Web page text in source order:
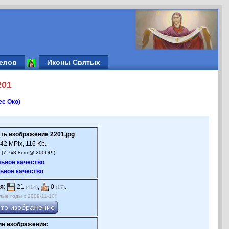
Иконы Святых
Око)
изображение 2201.jpg
MPix, 116 Kb.
@ 200DPI)
качество
качество
21 (414), 0 (17).
годы с 2009-11-10)
изображения: